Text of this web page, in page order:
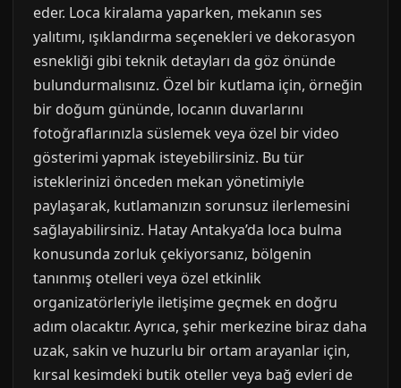
eder. Loca kiralama yaparken, mekanın ses
yalıtımı, ışıklandırma seçenekleri ve dekorasyon
esnekliği gibi teknik detayları da göz önünde
bulundurmalısınız. Özel bir kutlama için, örneğin
bir doğum gününde, locanın duvarlarını
fotoğraflarınızla süslemek veya özel bir video
gösterimi yapmak isteyebilirsiniz. Bu tür
isteklerinizi önceden mekan yönetimiyle
paylaşarak, kutlamanızın sorunsuz ilerlemesini
sağlayabilirsiniz. Hatay Antakya’da loca bulma
konusunda zorluk çekiyorsanız, bölgenin
tanınmış otelleri veya özel etkinlik
organizatörleriyle iletişime geçmek en doğru
adım olacaktır. Ayrıca, şehir merkezine biraz daha
uzak, sakin ve huzurlu bir ortam arayanlar için,
kırsal kesimdeki butik oteller veya bağ evleri de